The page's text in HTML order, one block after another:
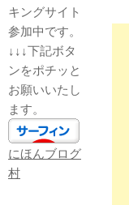
キングサイト
参加中です。
↓↓↓下記ボタ
ンをポチッと
お願いいたし
ます。
にほんブログ
村